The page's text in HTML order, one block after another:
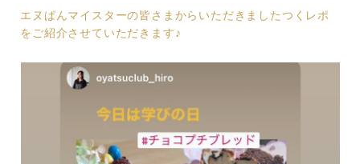
エヌぱんマイスターの皆さまからいただきましたつくレポ
をご紹介させていただきます♪